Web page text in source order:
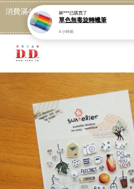
消費滿499免運喔, 記得加
點我
您的購物車目前
繼續購物